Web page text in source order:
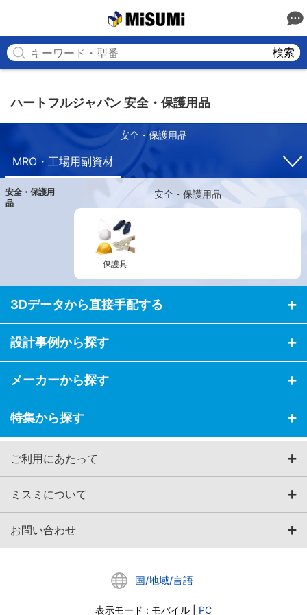
検索
ハートフルジャパン 安全・保護用品
安全・保護用品
MRO・工場用副資材
安全・保護用
品
安全・保護用品
保護具
3Dデータから直接手配する
設計事例から探す
メーカーから探す
特集から探す
ご利用にあたって
ミスミについて
お問い合わせ
国/地域/言語
表示モード : モバイル PC